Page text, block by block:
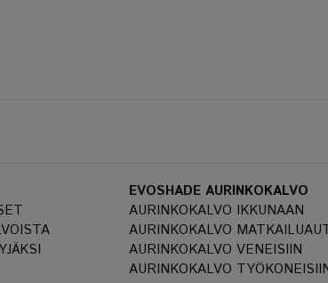
EVOSHADE AURINKOKALVO
AURINKOKALVO IKKUNAAN
AURINKOKALVO
AURINKOKALVO VENEISIIN
AURINKOKALVO